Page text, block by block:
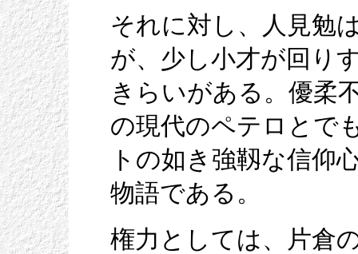
それに対し、人見勉
が、少し小才が回り
きらいがある。優柔
の現代のペテロとで
トの如き強靱な信仰
物語である。
権力としては、片倉